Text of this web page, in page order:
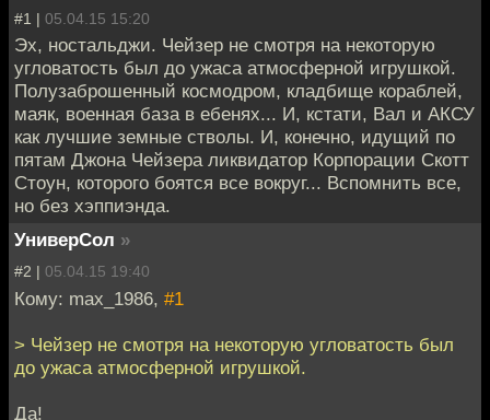
#1 | 05.04.15 15:20
Эх, ностальджи. Чейзер не смотря на некоторую
угловатость был до ужаса атмосферной игрушкой.
Полузаброшенный космодром, кладбище кораблей,
маяк, военная база в ебенях... И, кстати, Вал и АКСУ
как лучшие земные стволы. И, конечно, идущий по
пятам Джона Чейзера ликвидатор Корпорации Скотт
Стоун, которого боятся все вокруг... Вспомнить все,
но без хэппиэнда.
УниверСол »
#2 | 05.04.15 19:40
Кому: max_1986, #1
> Чейзер не смотря на некоторую угловатость был
до ужаса атмосферной игрушкой.
Да!